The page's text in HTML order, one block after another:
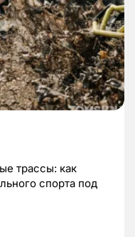
трассы: как
спорта под